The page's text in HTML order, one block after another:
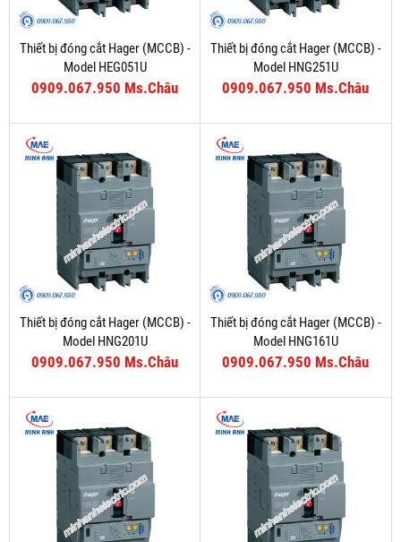
Thiết bị đóng cắt Hager (MCCB) -
Model HEG051U
0909.067.950 Ms.Châu
Thiết bị đóng cắt Hager (MCCB) -
Model HNG251U
0909.067.950 Ms.Châu
Thiết bị đóng cắt Hager (MCCB) -
Model HNG201U
0909.067.950 Ms.Châu
Thiết bị đóng cắt Hager (MCCB) -
Model HNG161U
0909.067.950 Ms.Châu